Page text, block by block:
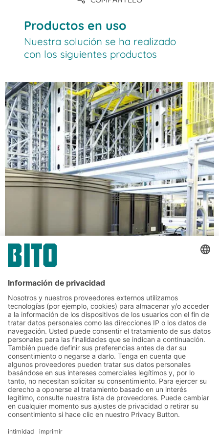
Productos en uso
Nuestra solución se ha realizado
con los siguientes productos
Soluciones para cargas unitarias
Almacenamiento automatizado de
articulos pequeños BITO
Los sistemas AS/RS constan de un sistema de
estanterías con pasillos, una máquina de
almacenamiento y recuperación, tecnología de
transporte, bandejas y cajas para articulos
Soluciones